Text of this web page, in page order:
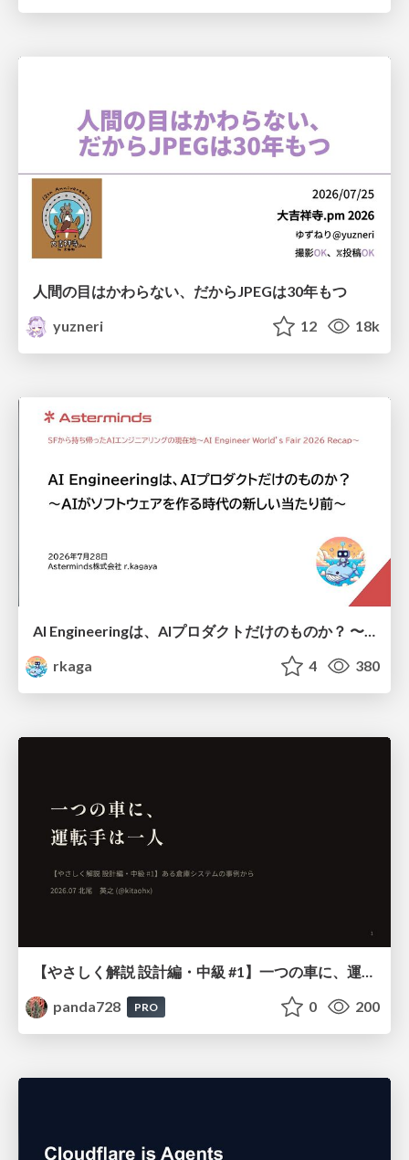
人間の目はかわらない、だからJPEGは30年もつ
yuzneri
12 18k
AI Engineeringは、AIプロダクトだけのものか？ 〜AIがソフトウェアを作る時代の新しい当たり前〜 / No AI in your product. AI Engineering in your development.
rkaga
4 380
panda728
PRO 0 200